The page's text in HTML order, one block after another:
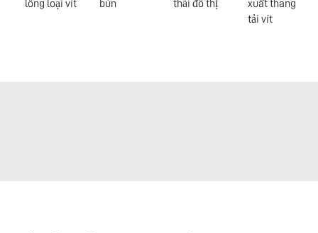
lông loại vít
bùn
thải đô thị
xuất thang
tải vít